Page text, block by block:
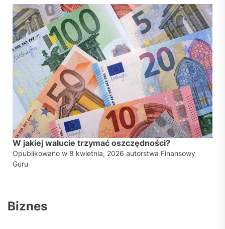
W jakiej walucie trzymać oszczędności?
Opublikowano w 8 kwietnia, 2026 autorstwa Finansowy
Guru
Biznes